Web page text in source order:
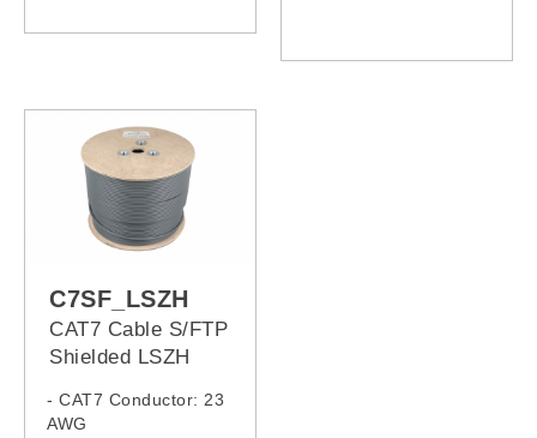
C7SF_LSZH
CAT7 Cable S/FTP
Shielded LSZH
- CAT7 Conductor: 23
AWG